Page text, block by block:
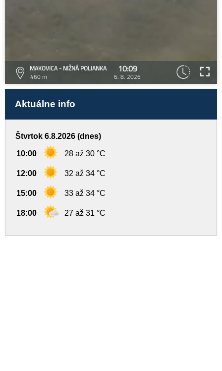
MAKOVICA - NIŽNÁ POLIANKA
460 m
10:09
6. 8. 2026
Aktuálne info
Štvrtok 6.8.2026 (dnes)
10:00 28 až 30 °C
12:00 32 až 34 °C
15:00 33 až 34 °C
18:00 27 až 31 °C